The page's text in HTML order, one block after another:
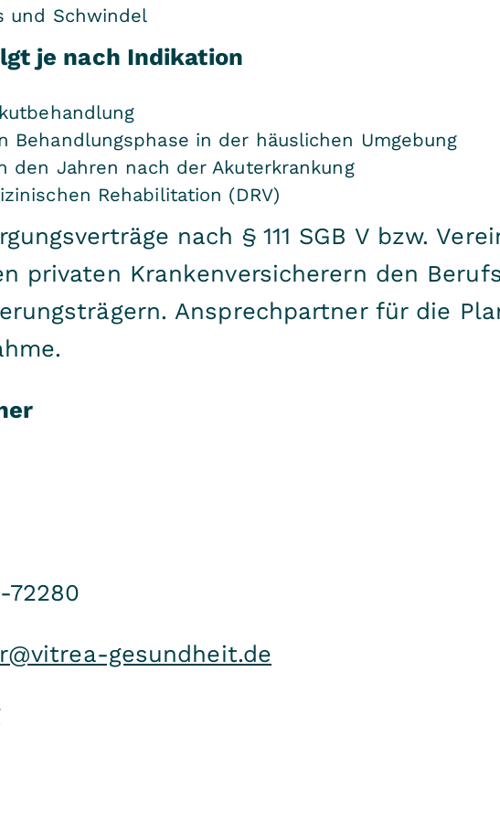
und Schwindel
je nach Indikation
Behandlungsphase in der häuslichen Umgebung
den Jahren nach der Akuterkrankung
Rehabilitation (DRV)
nach § 111 SGB V bzw.
privaten Krankenversicherern den
Ansprechpartner für die
72280
gesundheit.de